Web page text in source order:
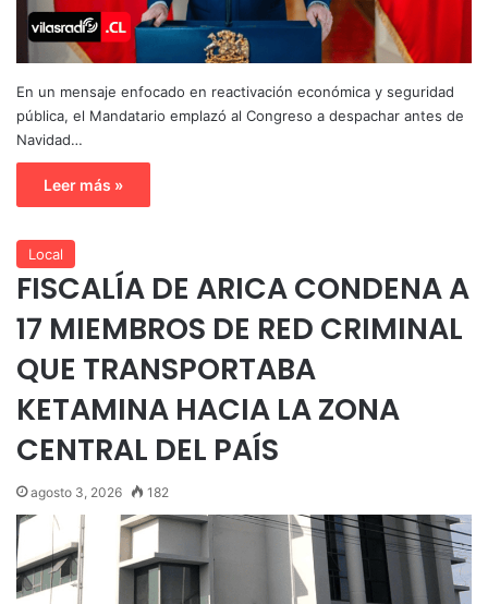
En un mensaje enfocado en reactivación económica y seguridad
pública, el Mandatario emplazó al Congreso a despachar antes de
Navidad…
Leer más »
Local
FISCALÍA DE ARICA CONDENA A
17 MIEMBROS DE RED CRIMINAL
QUE TRANSPORTABA
KETAMINA HACIA LA ZONA
CENTRAL DEL PAÍS
agosto 3, 2026 182